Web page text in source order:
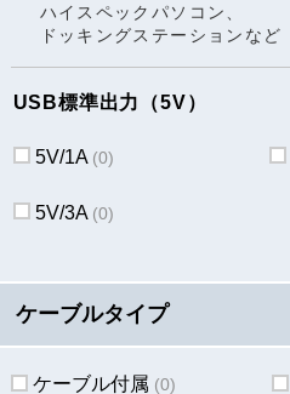
ハイスペックパソコン、
ドッキングステーションなど
USB標準出力（5V）
5V/1A (0)
5V/3A (0)
ケーブルタイプ
ケーブル付属 (0)